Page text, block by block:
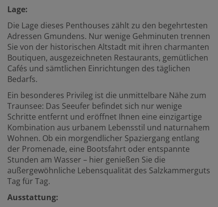
Lage:
Die Lage dieses Penthouses zählt zu den begehrtesten
Adressen Gmundens. Nur wenige Gehminuten trennen
Sie von der historischen Altstadt mit ihren charmanten
Boutiquen, ausgezeichneten Restaurants, gemütlichen
Cafés und sämtlichen Einrichtungen des täglichen
Bedarfs.
Ein besonderes Privileg ist die unmittelbare Nähe zum
Traunsee: Das Seeufer befindet sich nur wenige
Schritte entfernt und eröffnet Ihnen eine einzigartige
Kombination aus urbanem Lebensstil und naturnahem
Wohnen. Ob ein morgendlicher Spaziergang entlang
der Promenade, eine Bootsfahrt oder entspannte
Stunden am Wasser – hier genießen Sie die
außergewöhnliche Lebensqualität des Salzkammerguts
Tag für Tag.
Ausstattung: